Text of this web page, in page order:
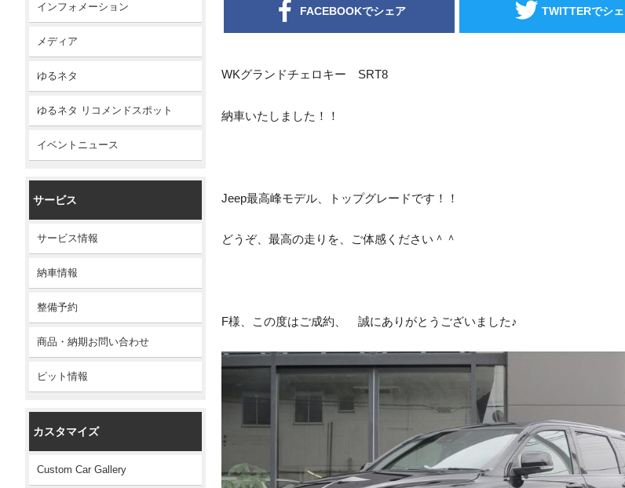
インフォメーション
メディア
ゆるネタ
ゆるネタ リコメンドスポット
イベントニュース
サービス
サービス情報
納車情報
整備予約
商品・納期お問い合わせ
ピット情報
カスタマイズ
Custom Car Gallery
FACEBOOKでシェア TWITTERでシ
WKグランドチェロキー SRT8
納車いたしました！！
Jeep最高峰モデル、トップグレードです！！
どうぞ、最高の走りを、ご体感ください＾＾
F様、この度はご成約、 誠にありがとうございました♪